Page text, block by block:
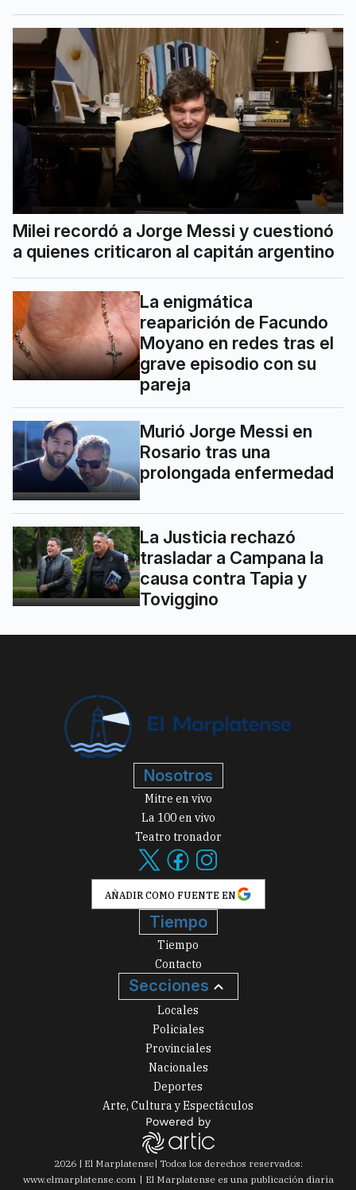
Milei recordó a Jorge Messi y cuestionó
a quienes criticaron al capitán argentino
La enigmática
reaparición de Facundo
Moyano en redes tras el
grave episodio con su
pareja
Murió Jorge Messi en
Rosario tras una
prolongada enfermedad
La Justicia rechazó
trasladar a Campana la
causa contra Tapia y
Toviggino
Nosotros
Mitre en vivo
La 100 en vivo
Teatro tronador
AÑADIR COMO FUENTE EN
Tiempo
Tiempo
Contacto
Secciones
Locales
Policiales
Provinciales
Nacionales
Deportes
Arte, Cultura y Espectáculos
2026| El Marplatense| Todos los derechos reservados:
www.elmarplatense.com
El Marplatense es una publicación diaria